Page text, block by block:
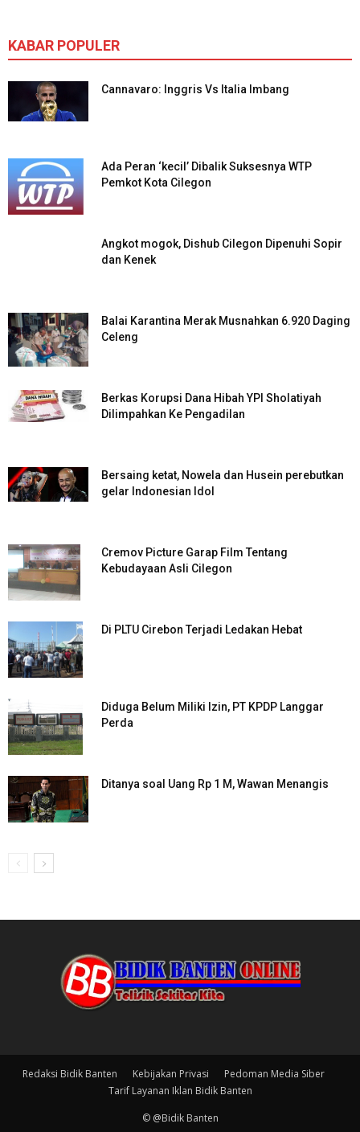
KABAR POPULER
Cannavaro: Inggris Vs Italia Imbang
Ada Peran ‘kecil’ Dibalik Suksesnya WTP
Pemkot Kota Cilegon
Angkot mogok, Dishub Cilegon Dipenuhi Sopir
dan Kenek
Balai Karantina Merak Musnahkan 6.920 Daging
Celeng
Berkas Korupsi Dana Hibah YPI Sholatiyah
Dilimpahkan Ke Pengadilan
Bersaing ketat, Nowela dan Husein perebutkan
gelar Indonesian Idol
Cremov Picture Garap Film Tentang
Kebudayaan Asli Cilegon
Di PLTU Cirebon Terjadi Ledakan Hebat
Diduga Belum Miliki Izin, PT KPDP Langgar
Perda
Ditanya soal Uang Rp 1 M, Wawan Menangis
Redaksi Bidik Banten Kebijakan Privasi
Pedoman Media Siber
Tarif Layanan Iklan Bidik Banten
© @Bidik Banten